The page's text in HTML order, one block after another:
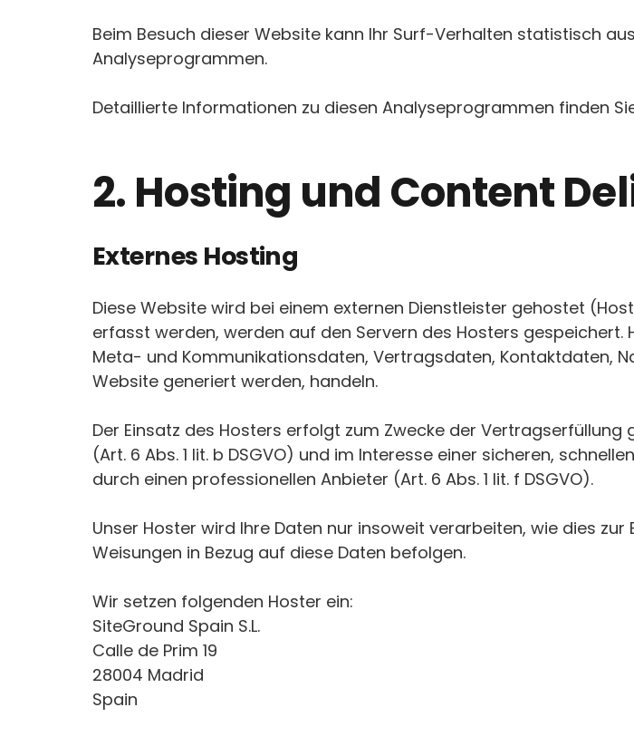
Beim Besuch dieser Website kann Ihr Surf-Verhalten statistisch
Analyseprogrammen.
Detaillierte Informationen zu diesen Analyseprogrammen finden
2. Hosting und Content
Externes Hosting
Diese Website wird bei einem externen Dienstleister gehostet
erfasst werden, werden auf den Servern des Hosters gespeichert.
Meta- und Kommunikationsdaten, Vertragsdaten, Kontaktdaten,
Website generiert werden, handeln.
Der Einsatz des Hosters erfolgt zum Zwecke der
(Art. 6 Abs. 1 lit. b DSGVO) und im Interesse einer sicheren,
durch einen professionellen Anbieter (Art. 6 Abs. 1 lit. f DSGVO).
Unser Hoster wird Ihre Daten nur insoweit verarbeiten, wie dies
Weisungen in Bezug auf diese Daten befolgen.
Wir setzen folgenden Hoster ein:
SiteGround Spain S.L.
Calle de Prim 19
28004 Madrid
Spain